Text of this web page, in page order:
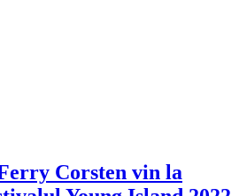
Corsten vin la